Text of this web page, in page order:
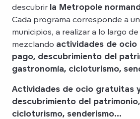
descubrir la Metropole
Cada programa corresponde a
municipios, a realizar a lo largo
mezclando actividades de
pago, descubrimiento del
gastronomía, cicloturismo,
Actividades de ocio gratuitas
descubrimiento del
cicloturismo, senderismo…